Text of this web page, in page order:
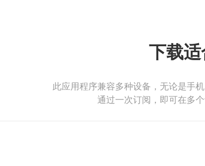
下载
此应用程序兼容多种设备，无论是手
通过一次订阅，即可在多